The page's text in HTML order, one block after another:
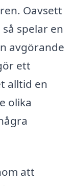
Oavsett
spelar en
avgörande
ett
alltid en
olika
att